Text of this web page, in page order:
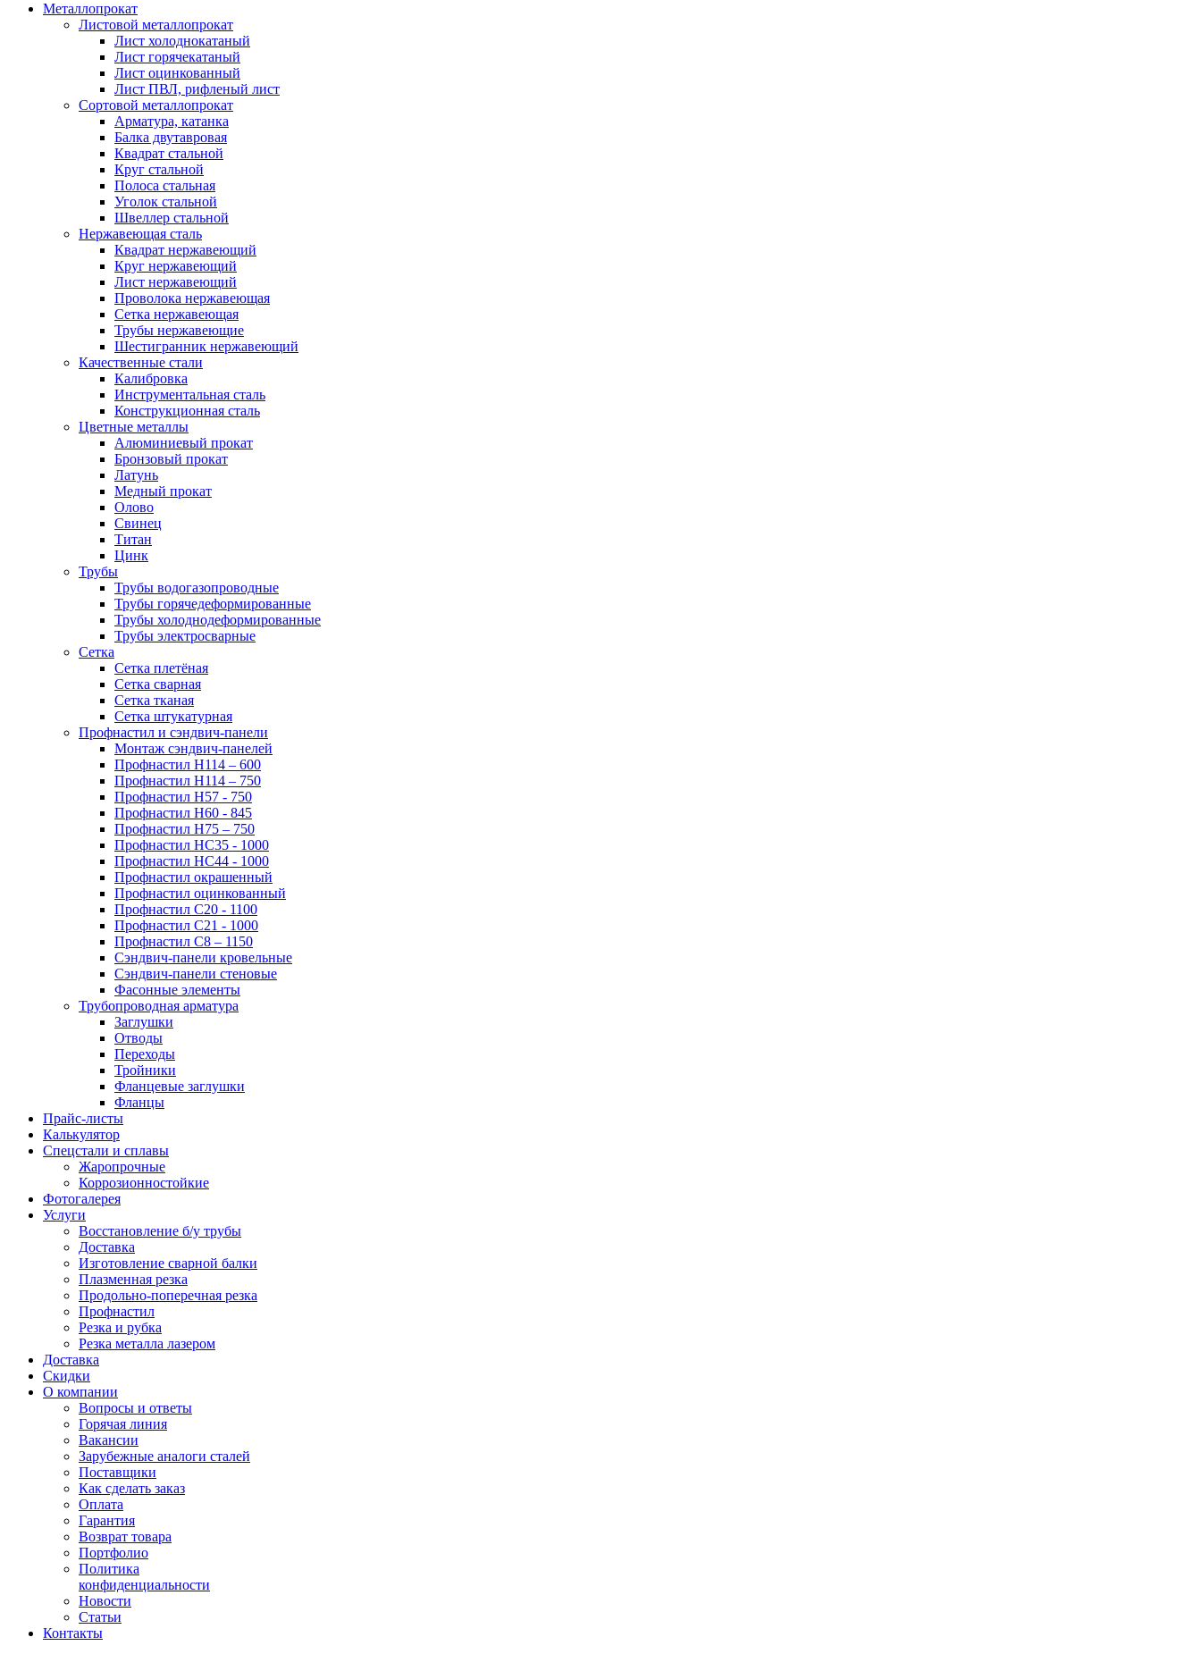
Металлопрокат
Листовой металлопрокат
Лист холоднокатаный
Лист горячекатаный
Лист оцинкованный
Лист ПВЛ, рифленый лист
Сортовой металлопрокат
Арматура, катанка
Балка двутавровая
Квадрат стальной
Круг стальной
Полоса стальная
Уголок стальной
Швеллер стальной
Нержавеющая сталь
Квадрат нержавеющий
Круг нержавеющий
Лист нержавеющий
Проволока нержавеющая
Сетка нержавеющая
Трубы нержавеющие
Шестигранник нержавеющий
Качественные стали
Калибровка
Инструментальная сталь
Конструкционная сталь
Цветные металлы
Алюминиевый прокат
Бронзовый прокат
Латунь
Медный прокат
Олово
Свинец
Титан
Цинк
Трубы
Трубы водогазопроводные
Трубы горячедеформированные
Трубы холоднодеформированные
Трубы электросварные
Сетка
Сетка плетёная
Сетка сварная
Сетка тканая
Сетка штукатурная
Профнастил и сэндвич-панели
Монтаж сэндвич-панелей
Профнастил Н114 – 600
Профнастил Н114 – 750
Профнастил Н57 - 750
Профнастил Н60 - 845
Профнастил Н75 – 750
Профнастил НС35 - 1000
Профнастил НС44 - 1000
Профнастил окрашенный
Профнастил оцинкованный
Профнастил С20 - 1100
Профнастил С21 - 1000
Профнастил С8 – 1150
Сэндвич-панели кровельные
Сэндвич-панели стеновые
Фасонные элементы
Трубопроводная арматура
Заглушки
Отводы
Переходы
Тройники
Фланцевые заглушки
Фланцы
Прайс-листы
Калькулятор
Спецстали и сплавы
Жаропрочные
Коррозионностойкие
Фотогалерея
Услуги
Восстановление б/у трубы
Доставка
Изготовление сварной балки
Плазменная резка
Продольно-поперечная резка
Профнастил
Резка и рубка
Резка металла лазером
Доставка
Скидки
О компании
Вопросы и ответы
Горячая линия
Вакансии
Зарубежные аналоги сталей
Поставщики
Как сделать заказ
Оплата
Гарантия
Возврат товара
Портфолио
Политика
конфиденциальности
Новости
Статьи
Контакты